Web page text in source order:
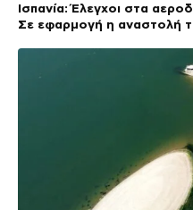
Ισπανία: Έλεγχοι στα
Σε εφαρμογή η αναστολή